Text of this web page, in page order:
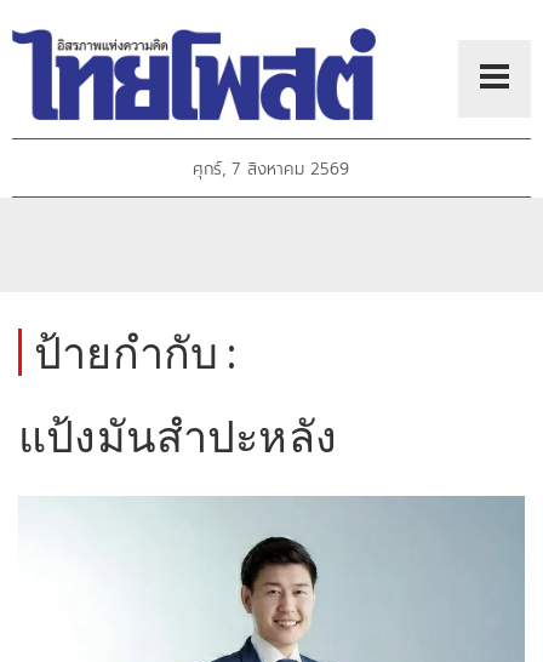
ศุกร์, 7 สิงหาคม 2569
ป้ายกำกับ :
แป้งมันสำปะหลัง